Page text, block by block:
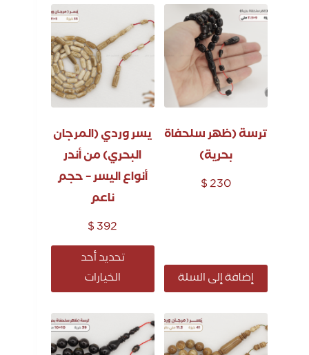
ترسة (ظهر سلحفاة
بحرية)
$230
إضافة إلى السلة
يسر وردي (المرجان
البحري) من أندر
أنواع اليسر – حجم
ناعم
$392
تحديد أحد
الخيارات